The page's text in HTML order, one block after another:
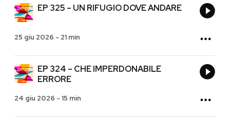
EP 325 – UN RIFUGIO DOVE ANDARE
25 giu 2026 - 21 min
EP 324 – CHE IMPERDONABILE
ERRORE
24 giu 2026 - 15 min